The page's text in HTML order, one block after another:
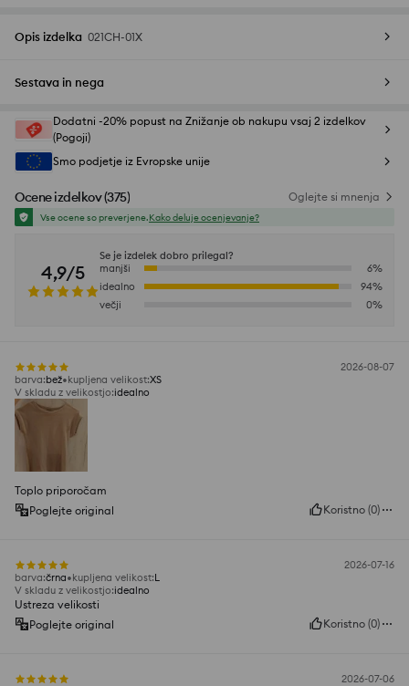
Opis izdelka 021CH-01X
Sestava in nega
Dodatni -20% popust na Znižanje ob nakupu vsaj 2 izdelkov
(Pogoji)
Smo podjetje iz Evropske unije
Ocene izdelkov(375) Oglejte si mnenja
Vse ocene so preverjene.Kako deluje ocenjevanje?
4,9/5
Se je izdelek dobro prilegal?
manjši
6%
idealno
94%
večji
0%
2026-08-07
barva:bež kupljena velikost:XS
V skladu z velikostjo:idealno
Toplo priporočam
Poglejte original
Koristno (0)
2026-07-16
barva:črna kupljena velikost:L
V skladu z velikostjo:idealno
Ustreza velikosti
Poglejte original
Koristno (0)
2026-07-06